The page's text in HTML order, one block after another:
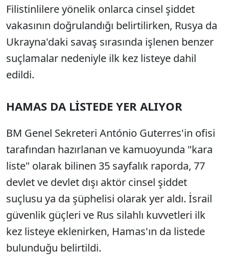
Filistinlilere yönelik onlarca cinsel şiddet
vakasının doğrulandığı belirtilirken, Rusya da
Ukrayna'daki savaş sırasında işlenen benzer
suçlamalar nedeniyle ilk kez listeye dahil
edildi.
HAMAS DA LİSTEDE YER ALIYOR
BM Genel Sekreteri António Guterres'in ofisi
tarafından hazırlanan ve kamuoyunda "kara
liste" olarak bilinen 35 sayfalık raporda, 77
devlet ve devlet dışı aktör cinsel şiddet
suçlusu ya da şüphelisi olarak yer aldı. İsrail
güvenlik güçleri ve Rus silahlı kuvvetleri ilk
kez listeye eklenirken, Hamas'ın da listede
bulunduğu belirtildi.